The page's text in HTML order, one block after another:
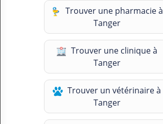
Laboratoire
Trouver une pharmacie à
Tanger
Trouver une clinique à
Tanger
Trouver un vétérinaire à
Tanger